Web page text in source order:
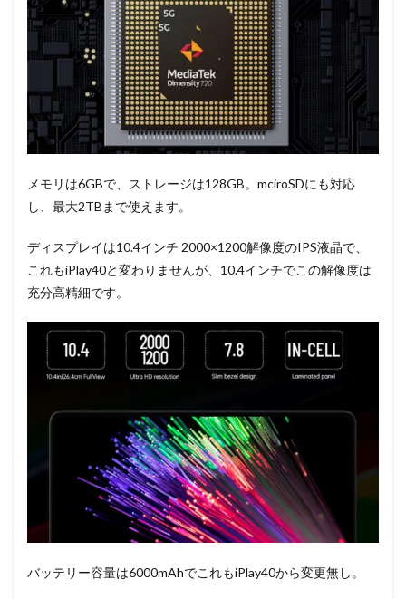
メモリは6GBで、ストレージは128GB。mciroSDにも対応
し、最大2TBまで使えます。
ディスプレイは10.4インチ 2000×1200解像度のIPS液晶で、
これもiPlay40と変わりませんが、10.4インチでこの解像度は
充分高精細です。
バッテリー容量は6000mAhでこれもiPlay40から変更無し。